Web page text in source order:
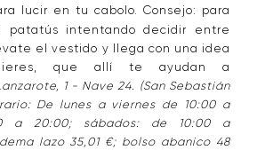
lucir en tu cabolo. Consejo: para
intentando decidir entre
el vestido y llega con una idea
que allí te ayudan a
1 - Nave 24. (San Sebastián
De lunes a viernes de 10:00 a
a 20:00; sábados: de 10:00 a
lazo 35,01 €; bolso abanico 48